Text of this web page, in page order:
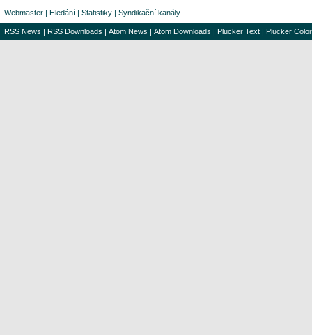
Webmaster | Hledání | Statistiky | Syndikační kanály
RSS News | RSS Downloads | Atom News | Atom Downloads | Plucker Text | Plucker Color